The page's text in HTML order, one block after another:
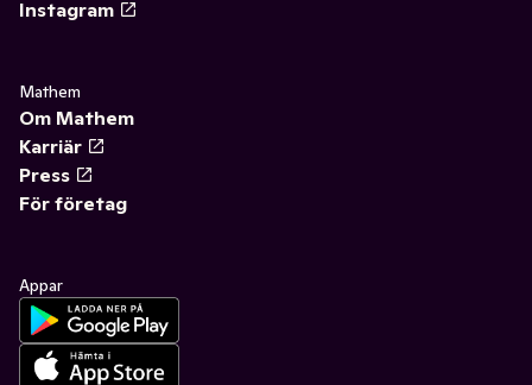
Instagram
Mathem
Om Mathem
Karriär
Press
För företag
Appar